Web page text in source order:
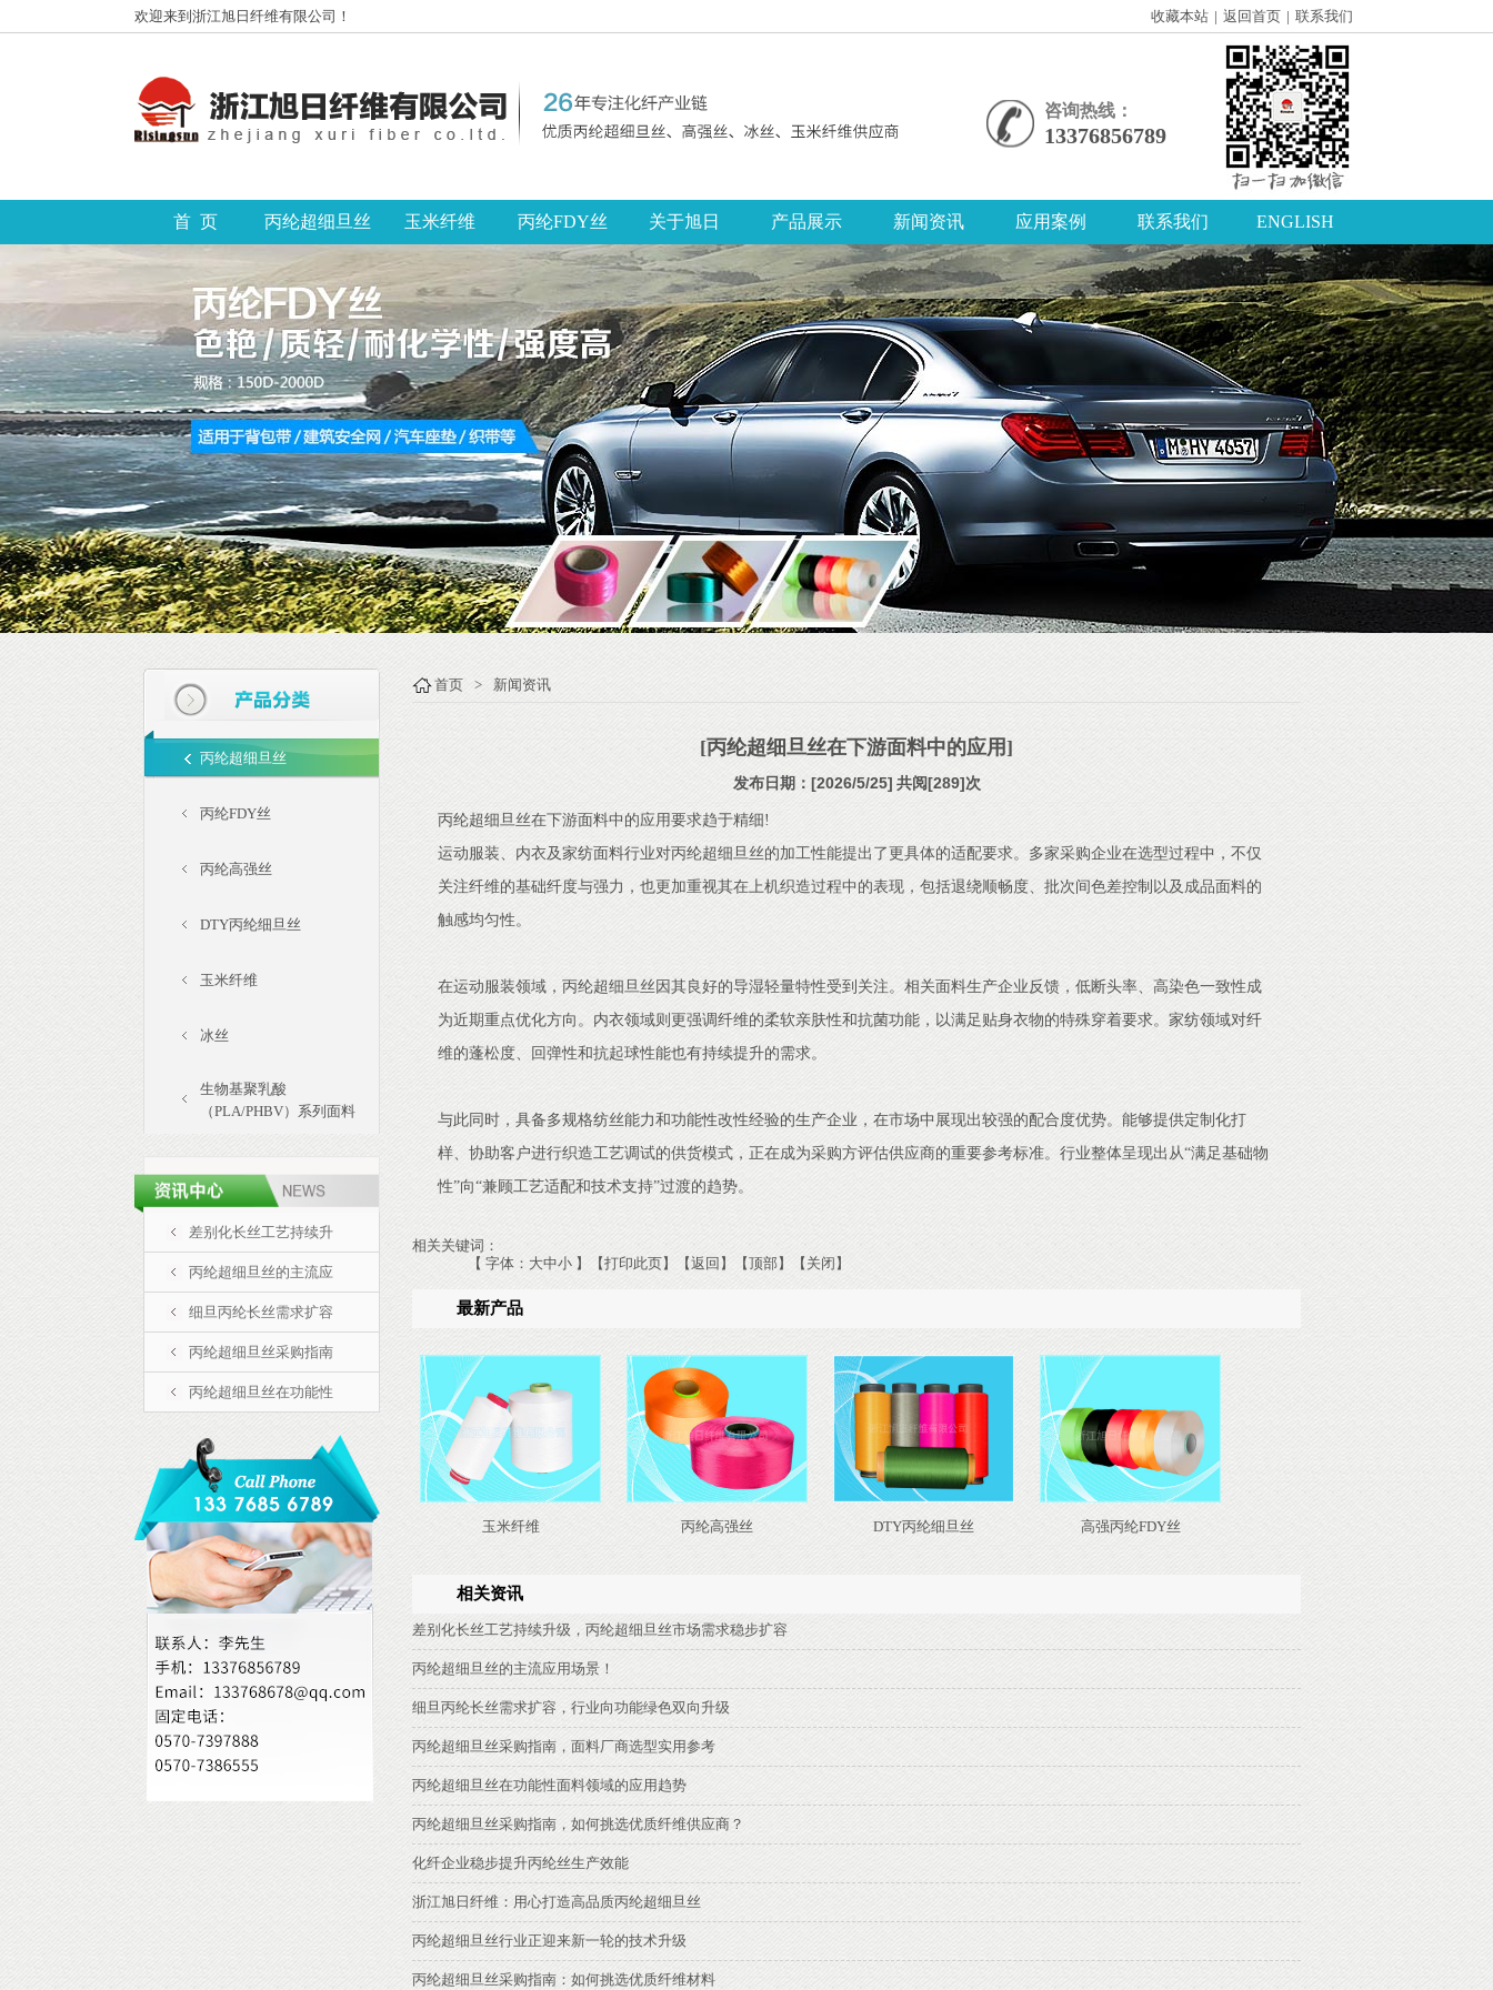
欢迎来到浙江旭日纤维有限公司！ 收藏本站 | 返回首页 | 联系我们
咨询热线：
13376856789
首 页 丙纶超细旦丝 玉米纤维 丙纶FDY丝 关于旭日 产品展示 新闻资讯 应用案例 联系我们 ENGLISH
丙纶超细旦丝
丙纶FDY丝
丙纶高强丝
DTY丙纶细旦丝
玉米纤维
冰丝
生物基聚乳酸
（PLA/PHBV）系列面料
差别化长丝工艺持续升
丙纶超细旦丝的主流应
细旦丙纶长丝需求扩容
丙纶超细旦丝采购指南
丙纶超细旦丝在功能性
首页 > 新闻资讯
[丙纶超细旦丝在下游面料中的应用]
发布日期：[2026/5/25] 共阅[289]次
丙纶超细旦丝在下游面料中的应用要求趋于精细!
运动服装、内衣及家纺面料行业对丙纶超细旦丝的加工性能提出了更具体的适配要求。多家采购企业在选型过程中，不仅
关注纤维的基础纤度与强力，也更加重视其在上机织造过程中的表现，包括退绕顺畅度、批次间色差控制以及成品面料的
触感均匀性。
在运动服装领域，丙纶超细旦丝因其良好的导湿轻量特性受到关注。相关面料生产企业反馈，低断头率、高染色一致性成
为近期重点优化方向。内衣领域则更强调纤维的柔软亲肤性和抗菌功能，以满足贴身衣物的特殊穿着要求。家纺领域对纤
维的蓬松度、回弹性和抗起球性能也有持续提升的需求。
与此同时，具备多规格纺丝能力和功能性改性经验的生产企业，在市场中展现出较强的配合度优势。能够提供定制化打
样、协助客户进行织造工艺调试的供货模式，正在成为采购方评估供应商的重要参考标准。行业整体呈现出从“满足基础物
性”向“兼顾工艺适配和技术支持”过渡的趋势。
相关关键词：
【 字体： 大中小 】 【打印此页】 【返回 】 【顶部】 【 关闭 】
最新产品
玉米纤维 丙纶高强丝 DTY丙纶细旦丝 高强丙纶FDY丝
相关资讯
差别化长丝工艺持续升级，丙纶超细旦丝市场需求稳步扩容
丙纶超细旦丝的主流应用场景！
细旦丙纶长丝需求扩容，行业向功能绿色双向升级
丙纶超细旦丝采购指南，面料厂商选型实用参考
丙纶超细旦丝在功能性面料领域的应用趋势
丙纶超细旦丝采购指南，如何挑选优质纤维供应商？
化纤企业稳步提升丙纶丝生产效能
浙江旭日纤维：用心打造高品质丙纶超细旦丝
丙纶超细旦丝行业正迎来新一轮的技术升级
丙纶超细旦丝采购指南：如何挑选优质纤维材料